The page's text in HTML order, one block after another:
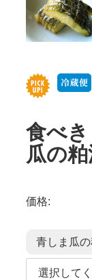
食べ
瓜の粕
価格:
青しま瓜